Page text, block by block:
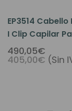
EP3514
I Clip Capilar
Raya Del Cabello
490,05€
405,00€ (Sin